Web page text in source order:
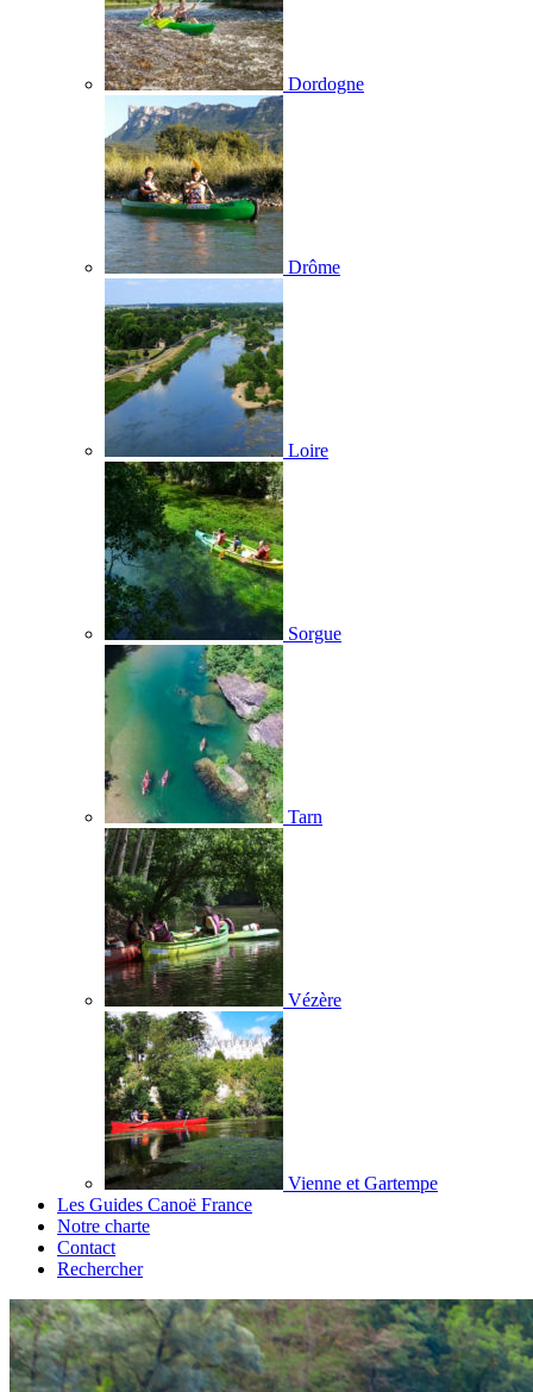
Dordogne
Drôme
Loire
Sorgue
Tarn
Vézère
Vienne et Gartempe
Les Guides Canoë France
Notre charte
Contact
Rechercher